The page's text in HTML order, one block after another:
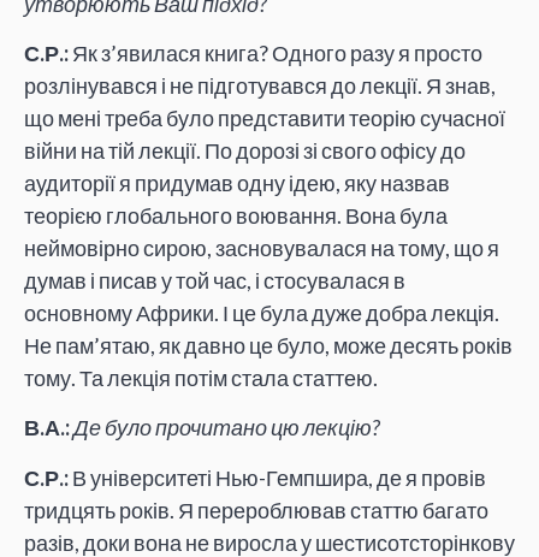
С.Р.:Як з’явилася книга? Одного разу я просто
розлінувався і не підготувався до лекції. Я знав,
що мені треба було представити теорію сучасної
війни на тій лекції. По дорозі зі свого офісу до
аудиторії я придумав одну ідею, яку назвав
теорією глобального воювання. Вона була
неймовірно сирою, засновувалася на тому, що я
думав і писав у той час, і стосувалася в
основному Африки. І це була дуже добра лекція.
Не пам’ятаю, як давно це було, може десять років
тому. Та лекція потім стала статтею.
В.А.:Де було прочитано цю лекцію?
С.Р.:В університеті Нью-Гемпшира, де я провів
тридцять років. Я перероблював статтю багато
разів, доки вона не виросла у шестисотсторінкову